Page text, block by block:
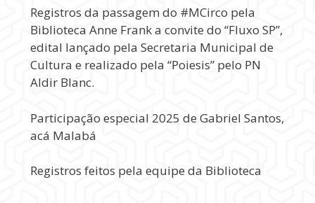
Registros da passagem do #MCirco pela
Biblioteca Anne Frank a convite do “Fluxo SP”,
edital lançado pela Secretaria Municipal de
Cultura e realizado pela “Poiesis” pelo PN
Aldir Blanc.
Participação especial 2025 de Gabriel Santos,
acá Malabá
Registros feitos pela equipe da Biblioteca